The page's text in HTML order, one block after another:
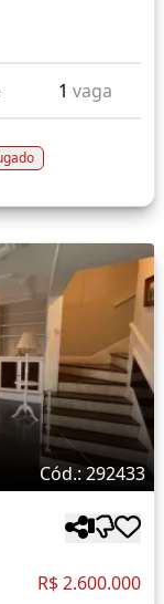
1 vaga
Cód.: 292433
R$ 2.600.000